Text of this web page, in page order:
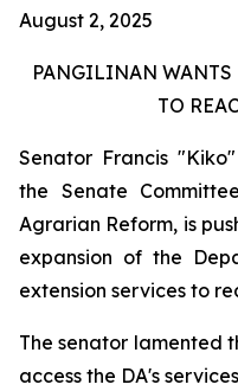
August 2, 2025
PANGILINAN WANTS
TO
Senator Francis
the Senate
Agrarian Reform, is
expansion of the
extension services to
The senator lamented
access the DA's